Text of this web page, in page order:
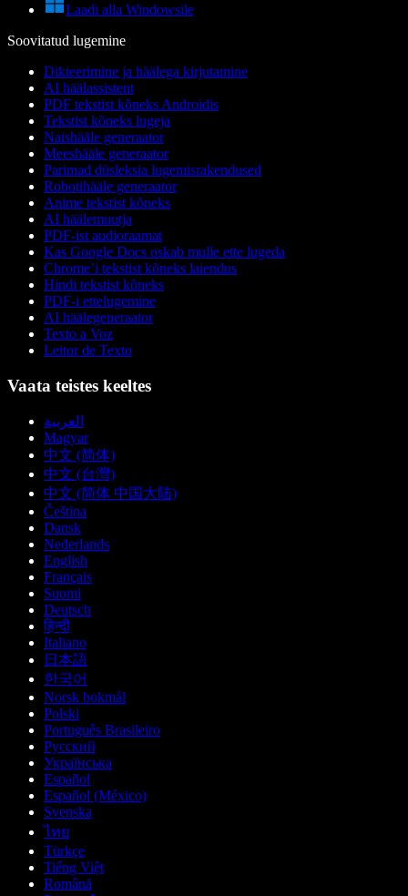
Laadi alla Windowsile
Soovitatud lugemine
Dikteerimine ja häälega kirjutamine
AI häälassistent
PDF tekstist kõneks Androidis
Tekstist kõneks lugeja
Naishääle generaator
Meeshääle generaator
Parimad düsleksia lugemisrakendused
Robotihääle generaator
Anime tekstist kõneks
AI häälemuutja
PDF-ist audioraamat
Kas Google Docs oskab mulle ette lugeda
Chrome’i tekstist kõneks laiendus
Hindi tekstist kõneks
PDF-i ettelugemine
AI häälegeneraator
Texto a Voz
Leitor de Texto
Vaata teistes keeltes
العربية
Magyar
中文 (简体)
中文 (台灣)
中文 (简体 中国大陆)
Čeština
Dansk
Nederlands
English
Français
Suomi
Deutsch
हिन्दी
Italiano
日本語
한국어
Norsk bokmål
Polski
Português Brasileiro
Русский
Українська
Español
Español (México)
Svenska
ไทย
Türkçe
Tiếng Việt
Română